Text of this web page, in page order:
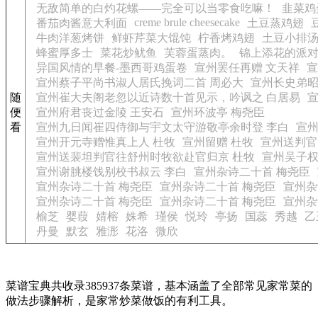
随
便
看
无敌简单的白灼花螺——完全可以当零食吃嘛！
韭菜
番茄肉酱意大利面
creme brule cheesecake 土豆蒸鸡翅
牛肉洋葱烤饼
鲜虾芹菜大馄饨 柠香烤鸡翅
土豆小排汤
蜂蜜厚多士
菜花炒鱿鱼 芙蓉蛋蒸肉。
锦上添花的派
异国风情的早餐-墨西哥鸡蛋卷
宣州罢任再赠 文天祥
宣州蔡子平尚书淑人居氏挽词二首 周必大
宣州长史弟
宣州崔大夫阁老忽以近诗数十首见示，吟讽之 白居易
宣州府君丧过金陵 王安石 宣州环波亭 梅尧臣
宣州九日闻崔四侍御与宇文太守游敬亭余时登 李白
宣
宣州开元寺赠惟真上人 杜牧
宣州留赠 杜牧
宣州送判
宣州送裴坦判官往舒州时牧欲赴官归京 杜牧
宣州吴子
宣州谢朓楼饯别校书叔云 李白
宣州杂诗二十首 梅尧臣
宣州杂诗二十首 梅尧臣
宣州杂诗二十首 梅尧臣
宣州
宣州杂诗二十首 梅尧臣
宣州杂诗二十首 梅尧臣
宣州
榆芝 婴葭 婧榕 姝希 瑾侯 悦玲 亭扬 国蕊 秀越
丹曼
默玄 雅浵 花洛 微欣
菜谱宝典共收录385937条菜谱，基本涵盖了全部常见家常菜的
做法步骤解析，是家常炒菜做饭的有利工具。